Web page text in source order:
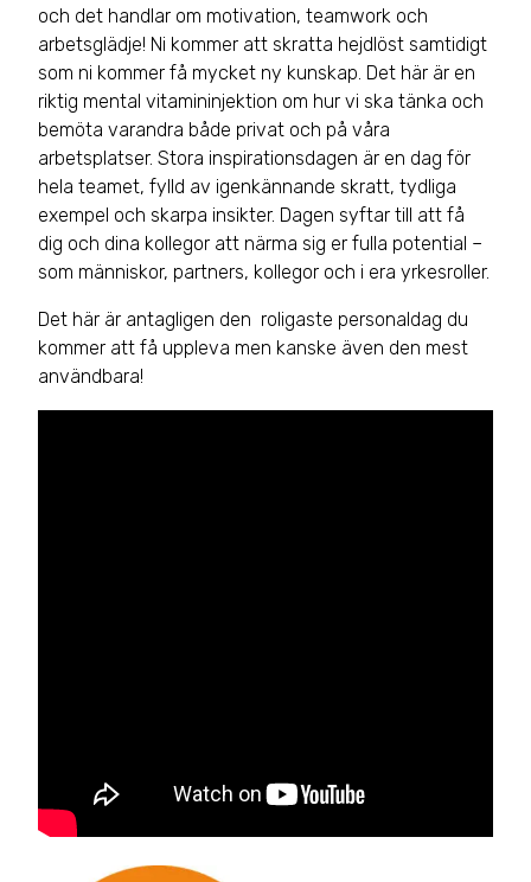
och det handlar om motivation, teamwork och
arbetsglädje! Ni kommer att skratta hejdlöst samtidigt
som ni kommer få mycket ny kunskap. Det här är en
riktig mental vitamininjektion om hur vi ska tänka och
bemöta varandra både privat och på våra
arbetsplatser. Stora inspirationsdagen är en dag för
hela teamet, fylld av igenkännande skratt, tydliga
exempel och skarpa insikter. Dagen syftar till att få
dig och dina kollegor att närma sig er fulla potential –
som människor, partners, kollegor och i era yrkesroller.
Det här är antagligen den roligaste personaldag du
kommer att få uppleva men kanske även den mest
användbara!